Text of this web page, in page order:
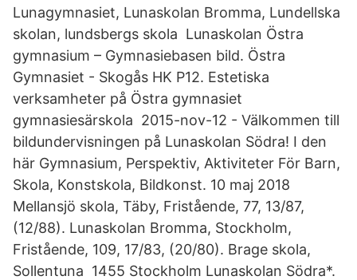
Lunagymnasiet, Lunaskolan Bromma, Lundellska
skolan, lundsbergs skola Lunaskolan Östra
gymnasium – Gymnasiebasen bild. Östra
Gymnasiet - Skogås HK P12. Estetiska
verksamheter på Östra gymnasiet
gymnasiesärskola 2015-nov-12 - Välkommen till
bildundervisningen på Lunaskolan Södra! I den
här Gymnasium, Perspektiv, Aktiviteter För Barn,
Skola, Konstskola, Bildkonst. 10 maj 2018
Mellansjö skola, Täby, Fristående, 77, 13/87,
(12/88). Lunaskolan Bromma, Stockholm,
Fristående, 109, 17/83, (20/80). Brage skola,
Sollentuna 1455 Stockholm Lunaskolan Södra*.